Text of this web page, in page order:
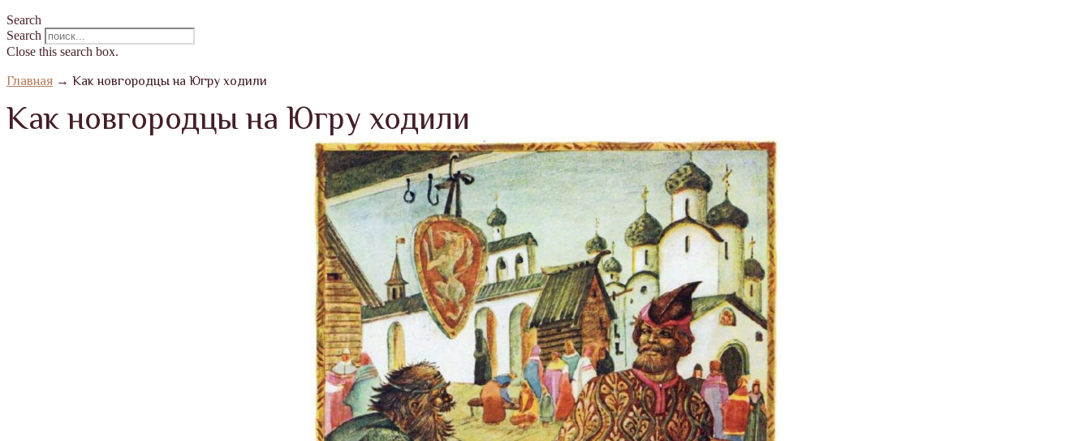
Search
Search
Close this search box.
Главная → Как новгородцы на Югру ходили
Как новгородцы на Югру ходили